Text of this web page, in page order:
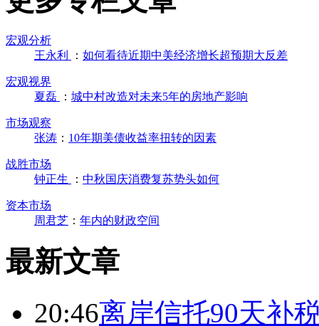
宏观分析
王永利
： 如何看待近期中美经济增长超预期大反差
宏观视界
夏磊
： 城中村改造对未来5年的房地产影响
市场观察
张涛 ： 10年期美债收益率扭转的因素
战胜市场
钟正生
： 中秋国庆消费复苏势头如何
资本市场
周君芝 ： 年内的财政空间
最新文章
20:46离岸信托90天补